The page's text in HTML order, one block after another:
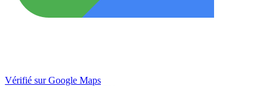
Vérifié sur Google Maps